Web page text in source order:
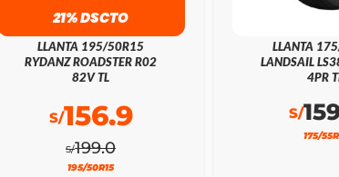
21% DSCTO
LLANTA 195/50R15
RYDANZ ROADSTER R02
82V TL
S/199.0
S/156.9
195/50R15
LLANTA
LANDSAIL
4PR
S/
175/